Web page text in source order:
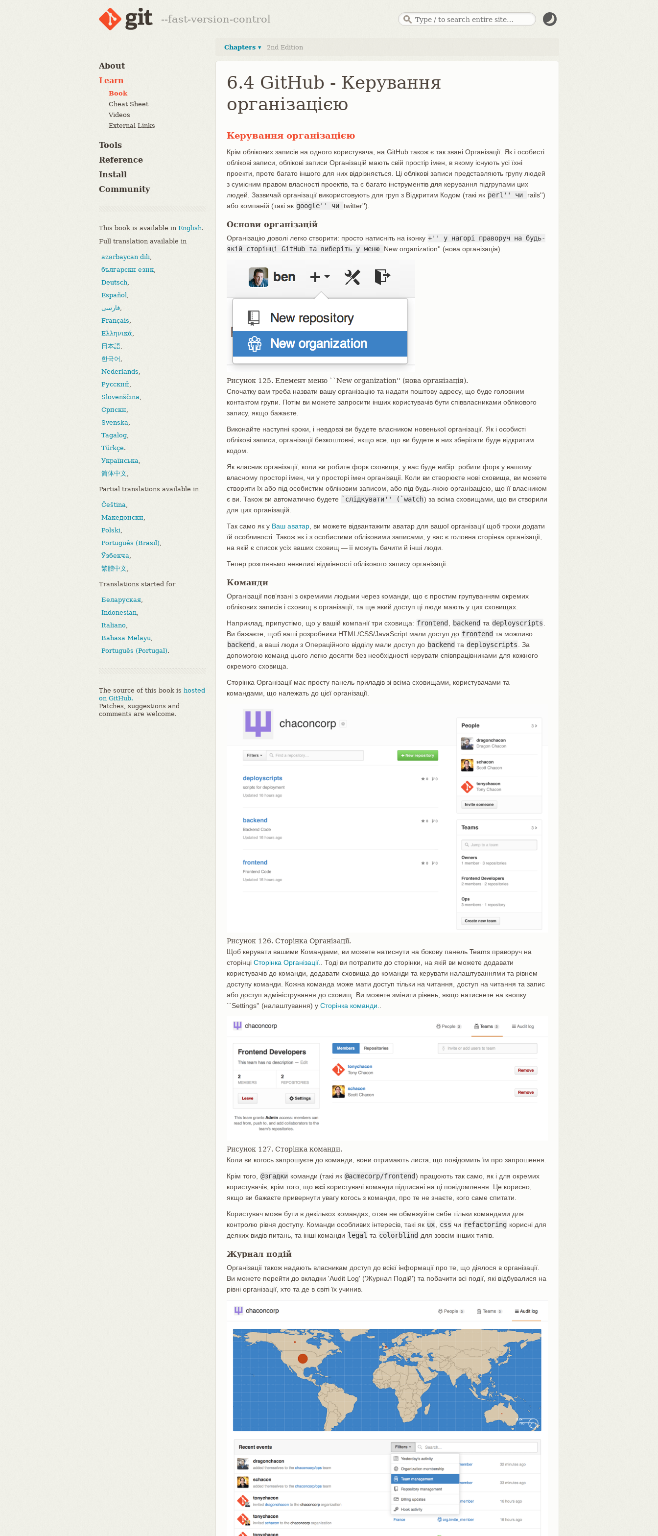
--fast-version-control
About
Learn
Book
Cheat Sheet
Videos
External Links
Tools
Reference
Install
Community
This book is available in English.
Full translation available in
azərbaycan dili,
български език,
Deutsch,
Español,
فارسی,
Français,
Ελληνικά,
日本語,
한국어 ,
Nederlands,
Русский,
Slovenščina,
Српски,
Svenska,
Tagalog,
Türkçe.
Українська,
简体中文,
Partial translations available in
Čeština,
Македонски,
Polski,
Português (Brasil),
Ўзбекча,
繁體中文,
Translations started for
Беларуская,
Indonesian,
Italiano,
Bahasa Melayu,
Português (Portugal).
The source of this book is hosted
on GitHub.
Patches, suggestions and
comments are welcome.
Chapters ▾ 2nd Edition
6.4 GitHub - Керування
організацією
Керування організацією
Крім облікових записів на одного користувача, на GitHub також є так звані Організації. Як і особисті
облікові записи, облікові записи Організацій мають свій простір імен, в якому існують усі їхні
проекти, проте багато іншого для них відрізняється. Ці облікові записи представляють групу людей
з сумісним правом власності проектів, та є багато інструментів для керування підгрупами цих
людей. Зазвичай організації використовують для груп з Відкритим Кодом (такі як perl'' чи
rails'')
або компаній (такі як google'' чи twitter'').
Основи організацій
Організацію доволі легко створити: просто натисніть на іконку +'' у нагорі праворуч на будь-
якій сторінці GitHub та виберіть у меню
New organization'' (нова організація).
Рисунок 125. Елемент меню ``New organization'' (нова організація).
Спочатку вам треба назвати вашу організацію та надати поштову адресу, що буде головним
контактом групи. Потім ви можете запросити інших користувачів бути співвласниками облікового
запису, якщо бажаєте.
Виконайте наступні кроки, і невдовзі ви будете власником новенької організації. Як і особисті
облікові записи, організації безкоштовні, якщо все, що ви будете в них зберігати буде відкритим
кодом.
Як власник організації, коли ви робите форк сховища, у вас буде вибір: робити форк у вашому
власному просторі імен, чи у просторі імен організації. Коли ви створюєте нові сховища, ви можете
створити їх або під особистим обліковим записом, або під будь-якою організацією, що її власником
є ви. Також ви автоматично будете `слідкувати'' (`watch) за всіма сховищами, що ви створили
для цих організацій.
Так само як у Ваш аватар , ви можете відвантажити аватар для вашої організації щоб трохи додати
їй особливості. Також як і з особистими обліковими записами, у вас є головна сторінка організації,
на якій є список усіх ваших сховищ — її можуть бачити й інші люди.
Тепер розгляньмо невеликі відмінності облікового запису організації.
Команди
Організації пов’язані з окремими людьми через команди, що є простим групуванням окремих
облікових записів і сховищ в організації, та ще який доступ ці люди мають у цих сховищах.
Наприклад, припустімо, що у вашій компанії три сховища: frontend backend та deployscripts
Ви бажаєте, щоб ваші розробники HTML/CSS/JavaScript мали доступ до frontend та можливо
backend
, а ваші люди з Операційного відділу мали доступ до backend та deployscripts
. За
допомогою команд цього легко досягти без необхідності керувати співпрацівниками для кожного
окремого сховища.
Сторінка Організації має просту панель приладів зі всіма сховищами, користувачами та
командами, що належать до цієї організації.
Рисунок 126. Сторінка Організації.
Щоб керувати вашими Командами, ви можете натиснути на бокову панель Teams праворуч на
сторінці Сторінка Організації.
. Тоді ви потрапите до сторінки, на якій ви можете додавати
користувачів до команди, додавати сховища до команди та керувати налаштуваннями та рівнем
доступу команди. Кожна команда може мати доступ тільки на читання, доступ на читання та запис
або доступ адміністрування до сховищ. Ви можете змінити рівень, якщо натиснете на кнопку
``Settings'' (налаштування) у Сторінка команди.
Рисунок 127. Сторінка команди.
Коли ви когось запрошуєте до команди, вони отримають листа, що повідомить їм про запрошення.
Крім того, @згадки команди (такі як @acmecorp/frontend) працюють так само, як і для окремих
користувачів, крім того, що всі користувачі команди підписані на ці повідомлення. Це корисно,
якщо ви бажаєте привернути увагу когось з команди, про те не знаєте, кого саме спитати.
Користувач може бути в декількох командах, отже не обмежуйте себе тільки командами для
контролю рівня доступу. Команди особливих інтересів, такі як ux css чи refactoring корисні для
деяких видів питань, та інші команди legal та colorblind для зовсім інших типів.
Журнал подій
Організації також надають власникам доступ до всієї інформації про те, що діялося в організації.
Ви можете перейти до вкладки 'Audit Log' ('Журнал Подій') та побачити всі події, які відбувалися на
рівні організації, хто та де в світі їх учинив.